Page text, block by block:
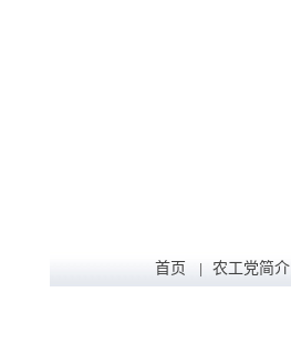
首页 | 农工党简介